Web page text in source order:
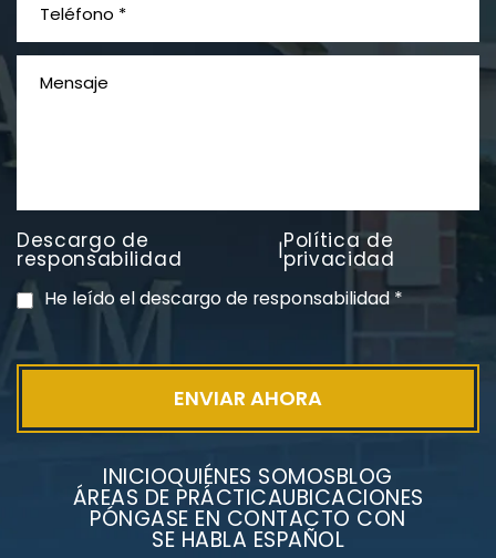
PVC Cloruro de polivinilo
Exposición
Descargo de
responsabilidad |Política de
privacidad
He leído el descargo de responsabilidad*
INICIOQUIÉNES SOMOSBLOG
ÁREAS DE PRÁCTICAUBICACIONES
PÓNGASE EN CONTACTO CON
SE HABLA ESPAÑOL